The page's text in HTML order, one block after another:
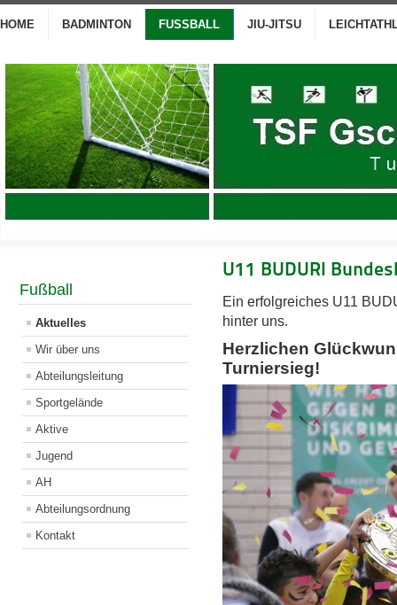
HOME BADMINTON FUSSBALL JIU-JITSU
Fußball
Aktuelles
Wir über uns
Abteilungsleitung
Sportgelände
Aktive
Jugend
AH
Abteilungsordnung
Kontakt
U11 BUDURI
Ein erfolgreiches U11
hinter uns.
Herzlichen
Turniersieg!